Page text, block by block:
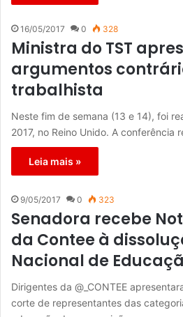
16/05/2017 0 328
Ministra do TST
argumentos
trabalhista
Neste fim de semana (13 e 14), foi
2017, no Reino Unido. A conferência
Leia mais »
9/05/2017 0 323
Senadora recebe
da Contee à
Nacional de
Dirigentes da @_CONTEE
corte de representantes das